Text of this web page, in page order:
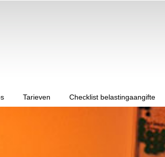
Tarieven Checklist belastingaangifte